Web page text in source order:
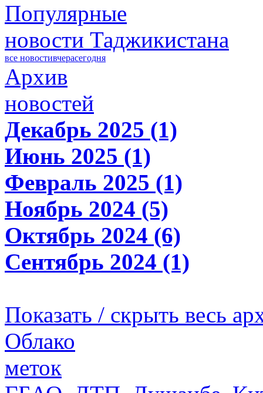
Популярные
новости Таджикистана
все новостивчерасегодня
Архив
новостей
Декабрь 2025 (1)
Июнь 2025 (1)
Февраль 2025 (1)
Ноябрь 2024 (5)
Октябрь 2024 (6)
Сентябрь 2024 (1)
Показать / скрыть весь
Облако
меток